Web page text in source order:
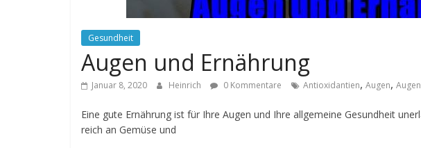
Gesundheit
Augen und Ernährung
Januar 8, 2020 Heinrich 0 Kommentare Antioxidantien, Augen,
Eine gute Ernährung ist für Ihre Augen und Ihre allgemeine Gesundheit
reich an Gemüse und